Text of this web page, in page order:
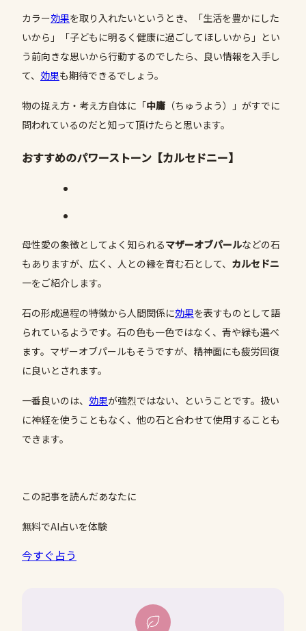
カラー効果を取り入れたいというとき、「生活を豊かにした
いから」「子どもに明るく健康に過ごしてほしいから」とい
う前向きな思いから行動するのでしたら、良い情報を入手し
て、 効果も期待できるでしょう。
物の捉え方・考え方自体に「中庸 （ちゅうよう）」がすでに
問われているのだと知って頂けたらと思います。
おすすめのパワーストーン【カルセドニー】
母性愛の象徴としてよく知られるマザーオブパールなどの石
もありますが、広く、人との縁を育む石として、 カルセドニ
―をご紹介します。
石の形成過程の特徴から人間関係に効果を表すものとして語
られているようです。石の色も一色ではなく、青や緑も選べ
ます。マザーオブパールもそうですが、精神面にも疲労回復
に良いとされます。
一番良いのは、 効果が強烈ではない、ということです。扱い
に神経を使うこともなく、他の石と合わせて使用することも
できます。
この記事を読んだあなたに
無料でAI占いを体験
今すぐ占う